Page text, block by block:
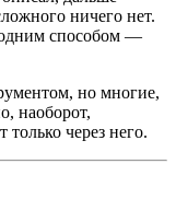
ничего нет.
способом —
но многие,
наоборот,
через него.